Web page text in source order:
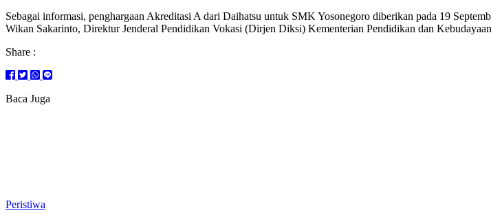
Sebagai informasi, penghargaan Akreditasi A dari Daihatsu untuk SMK Yosonegoro diberikan pada 19
Wikan Sakarinto, Direktur Jenderal Pendidikan Vokasi (Dirjen Diksi) Kementerian Pendidikan dan
Share :
Baca Juga
Peristiwa